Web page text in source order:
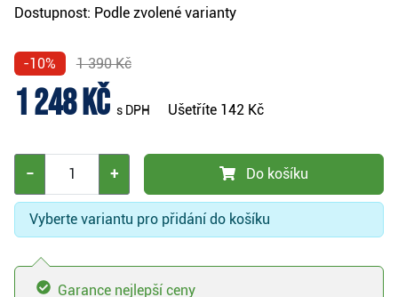
Dostupnost: Podle zvolené varianty
-10% 1 390 Kč
1 248 Kč s DPH Ušetříte 142 Kč
− + Do košíku
Vyberte variantu pro přidání do košíku
Garance nejlepší ceny